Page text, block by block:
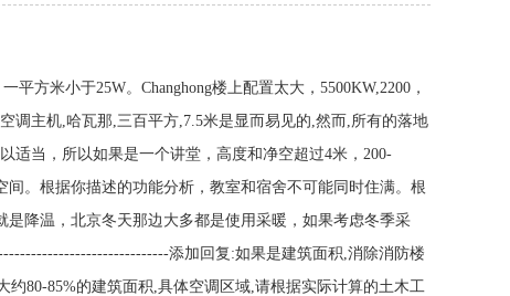
方米小于25W。Changhong楼上配置太大，5500KW,2200，
调主机,哈瓦那,三百平方,7.5米是显而易见的,然而,所有的落地
适当，所以如果是一个讲堂，高度和净空超过4米，200-
间。根据你描述的功能分析，教室和宿舍不可能同时住满。根
降温，北京冬天那边大多都是使用采暖，如果考虑冬季采
添加回复:如果是建筑面积,消除消防楼
80-85%的建筑面积,具体空调区域,请根据实际计算的土木工